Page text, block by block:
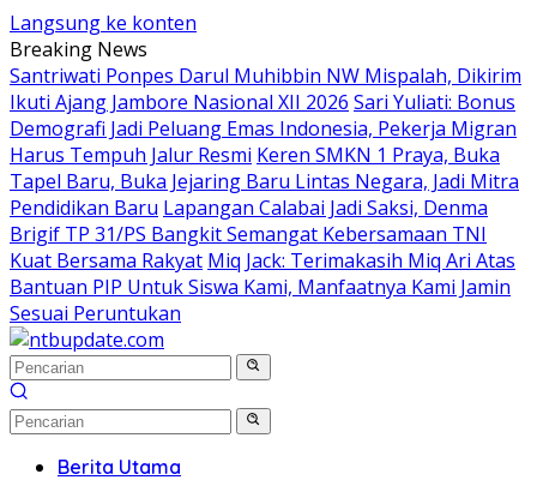
Langsung ke konten
Breaking News
Santriwati Ponpes Darul Muhibbin NW Mispalah, Dikirim
Ikuti Ajang Jambore Nasional XII 2026 Sari Yuliati: Bonus
Demografi Jadi Peluang Emas Indonesia, Pekerja Migran
Harus Tempuh Jalur Resmi Keren SMKN 1 Praya, Buka
Tapel Baru, Buka Jejaring Baru Lintas Negara, Jadi Mitra
Pendidikan Baru Lapangan Calabai Jadi Saksi, Denma
Brigif TP 31/PS Bangkit Semangat Kebersamaan TNI
Kuat Bersama Rakyat Miq Jack: Terimakasih Miq Ari Atas
Bantuan PIP Untuk Siswa Kami, Manfaatnya Kami Jamin
Sesuai Peruntukan
Berita Utama